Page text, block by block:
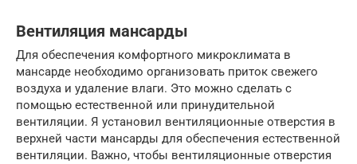
Вентиляция мансарды
Для обеспечения комфортного микроклимата в
мансарде необходимо организовать приток свежего
воздуха и удаление влаги. Это можно сделать с
помощью естественной или принудительной
вентиляции. Я установил вентиляционные отверстия в
верхней части мансарды для обеспечения естественной
вентиляции. Важно, чтобы вентиляционные отверстия